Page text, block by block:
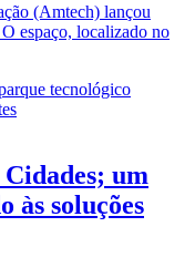
(Amtech) lançou
espaço, localizado no
um
às soluções